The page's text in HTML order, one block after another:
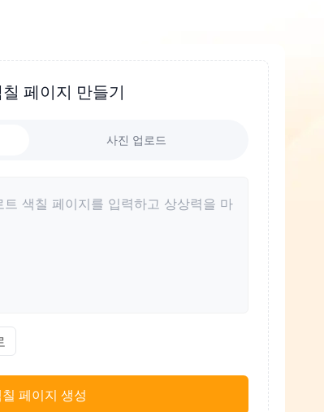
페이지 만들기
사진 업로드
페이지 생성